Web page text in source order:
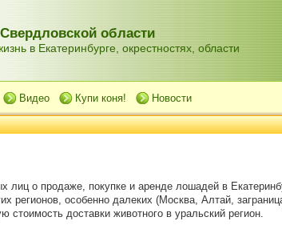
области
в Екатеринбурге, окрестностях, области
Видео Купи коня! Новости
лиц о продаже, покупке и аренде лошадей в
регионов, особенно далеких (Москва, Алтай,
стоимость доставки животного в уральский регион.